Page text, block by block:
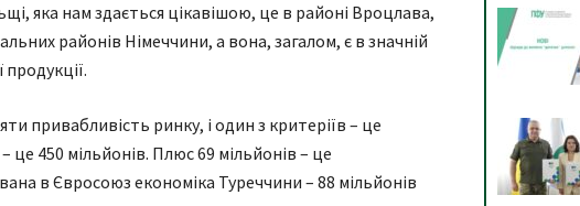
яка нам здається цікавішою, це в районі Вроцлава,
районів Німеччини, а вона, загалом, є в значній
привабливість ринку, і один з критеріїв – це
це 450 мільйонів. Плюс 69 мільйонів – це
в Євросоюз економіка Туреччини – 88 мільйонів